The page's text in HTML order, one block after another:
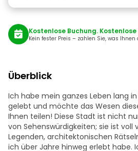
Kostenlose Buchung.
Kein fester Preis – zahlen Sie, was Ihnen
Überblick
Ich habe mein ganzes Leben lang
gelebt und möchte das Wesen
Ihnen teilen! Diese Stadt ist nicht
von Sehenswürdigkeiten; sie ist voll
Legenden, architektonischen
ich über Jahre hinweg erlebt habe.